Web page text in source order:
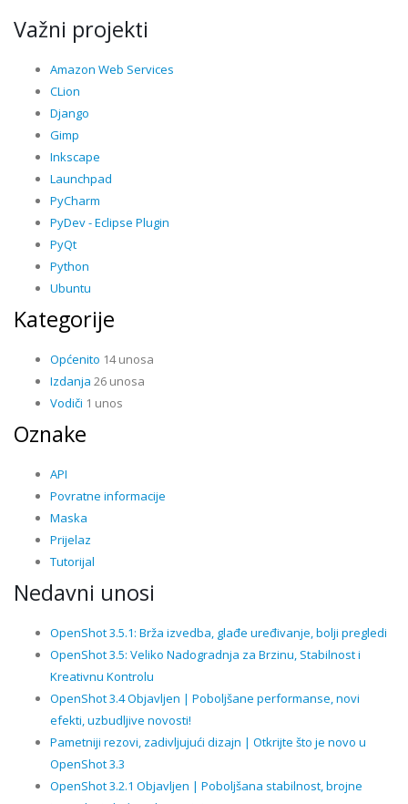
Važni projekti
Amazon Web Services
CLion
Django
Gimp
Inkscape
Launchpad
PyCharm
PyDev - Eclipse Plugin
PyQt
Python
Ubuntu
Kategorije
Općenito 14 unosa
Izdanja 26 unosa
Vodiči 1 unos
Oznake
API
Povratne informacije
Maska
Prijelaz
Tutorijal
Nedavni unosi
OpenShot 3.5.1: Brža izvedba, glađe uređivanje, bolji pregledi
OpenShot 3.5: Veliko Nadogradnja za Brzinu, Stabilnost i
Kreativnu Kontrolu
OpenShot 3.4 Objavljen | Poboljšane performanse, novi
efekti, uzbudljive novosti!
Pametniji rezovi, zadivljujući dizajn | Otkrijte što je novo u
OpenShot 3.3
OpenShot 3.2.1 Objavljen | Poboljšana stabilnost, brojne